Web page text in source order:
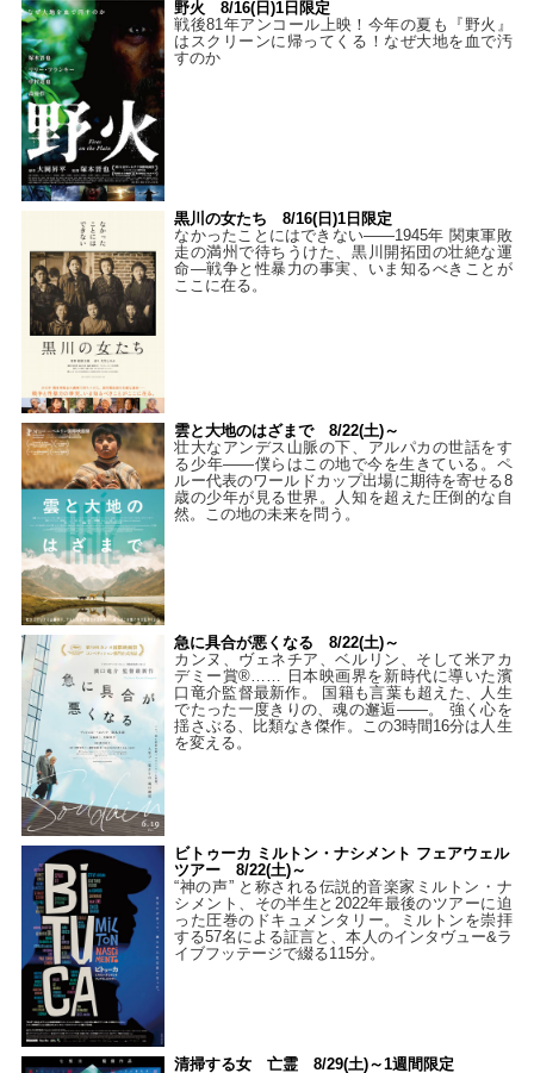
野火 8/16(日)1日限定
戦後81年アンコール上映！今年の夏も『野火』
はスクリーンに帰ってくる！なぜ大地を血で汚
すのか
黒川の女たち 8/16(日)1日限定
なかったことにはできない——1945年 関東軍敗
走の満州で待ちうけた、黒川開拓団の壮絶な運
命―戦争と性暴力の事実、いま知るべきことが
ここに在る。
雲と大地のはざまで 8/22(土)～
壮大なアンデス山脈の下、アルパカの世話をす
る少年――僕らはこの地で今を生きている。ペ
ルー代表のワールドカップ出場に期待を寄せる8
歳の少年が見る世界。人知を超えた圧倒的な自
然。この地の未来を問う。
急に具合が悪くなる 8/22(土)～
カンヌ、ヴェネチア、ベルリン、そして米アカ
デミー賞®…… 日本映画界を新時代に導いた濱
口竜介監督最新作。 国籍も言葉も超えた、人生
でたった一度きりの、魂の邂逅――。 強く心を
揺さぶる、比類なき傑作。この3時間16分は人生
を変える。
ビトゥーカ ミルトン・ナシメント フェアウェル
ツアー 8/22(土)～
“神の声” と称される伝説的音楽家ミルトン・ナ
シメント、その半生と2022年最後のツアーに迫
った圧巻のドキュメンタリー。ミルトンを崇拝
する57名による証言と、本人のインタヴュー&ラ
イブフッテージで綴る115分。
清掃する女 亡霊 8/29(土)～1週間限定